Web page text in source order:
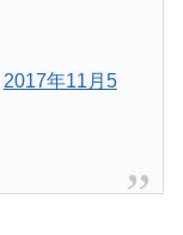
2017年11月5